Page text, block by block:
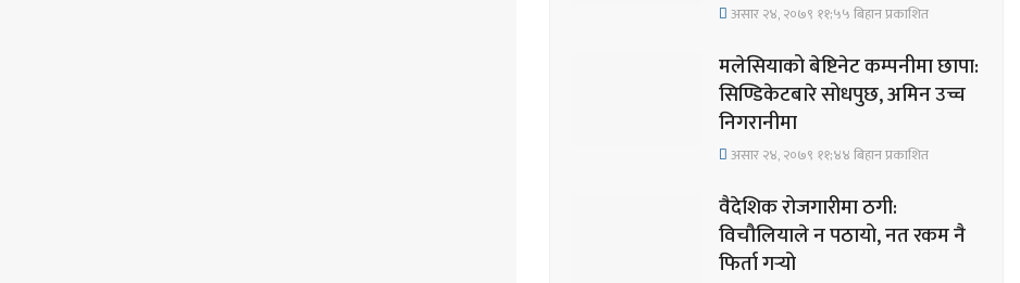
असार २४, २०७९ ११;५५ बिहान प्रकाशित
मलेसियाको बेष्टिनेट कम्पनीमा छापा:
सिण्डिकेटबारे सोधपुछ, अमिन उच्च
निगरानीमा
असार २४, २०७९ ११;४४ बिहान प्रकाशित
वैदेशिक रोजगारीमा ठगी:
विचौलियाले न पठायो, नत रकम नै
फिर्ता गर्‍यो